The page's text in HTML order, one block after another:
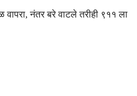
नंतर बरे वाटले तरीही ९११ ला